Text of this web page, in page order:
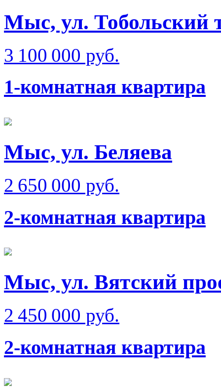
Мыс, ул. Тобольский
3 100 000 руб.
1-комнатная квартира
Мыс, ул. Беляева
2 650 000 руб.
2-комнатная квартира
Мыс, ул. Вятский
2 450 000 руб.
2-комнатная квартира